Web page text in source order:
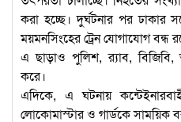
করা হচ্ছে। দুর্ঘটনার পর ঢাকার
ময়মনসিংহের ট্রেন যোগাযোগ বন্ধ
এ ছাড়াও পুলিশ, র‌্যাব,
করে।
এদিকে, এ ঘটনায়
লোকোমাস্টার ও গার্ডকে সাময়িক